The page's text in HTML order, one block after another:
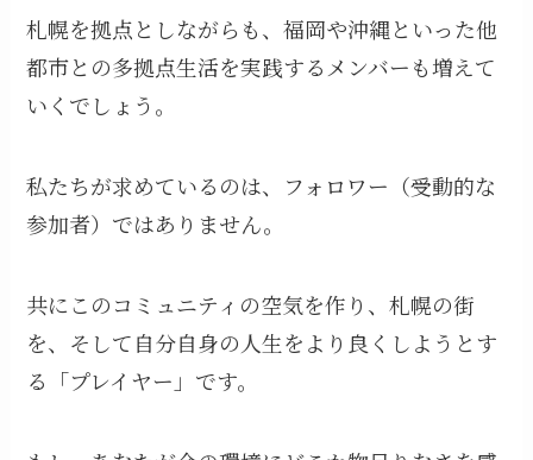
札幌を拠点としながらも、福岡や沖縄といった他
都市との多拠点生活を実践するメンバーも増えて
いくでしょう。
私たちが求めているのは、フォロワー（受動的な
参加者）ではありません。
共にこのコミュニティの空気を作り、札幌の街
を、そして自分自身の人生をより良くしようとす
る「プレイヤー」です。